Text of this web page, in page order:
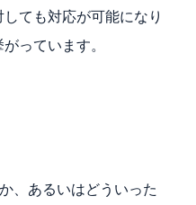
ても対応が可能になり
っています。
、あるいはどういった